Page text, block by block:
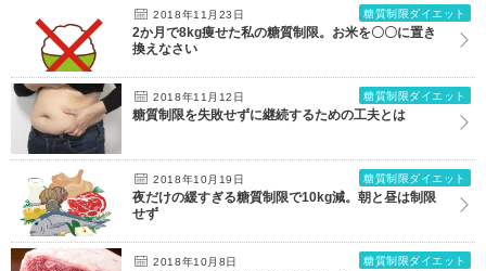
2018年11月23日 糖質制限ダイエット
2か月で8kg痩せた私の糖質制限。お米を〇〇に置き
換えなさい
2018年11月12日 糖質制限ダイエット
糖質制限を失敗せずに継続するための工夫とは
2018年10月19日 糖質制限ダイエット
夜だけの緩すぎる糖質制限で10kg減。朝と昼は制限
せず
2018年10月8日 糖質制限ダイエット